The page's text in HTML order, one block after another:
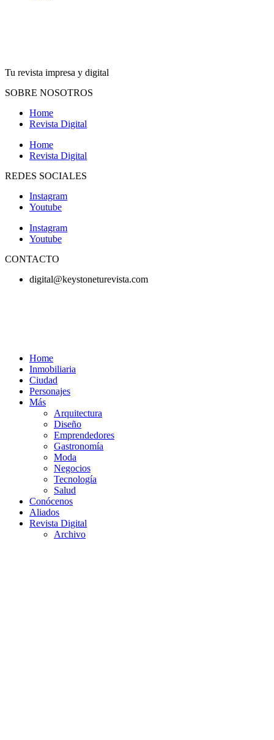
Tu revista impresa y digital
SOBRE NOSOTROS
Home
Revista Digital
Home
Revista Digital
REDES SOCIALES
Instagram
Youtube
Instagram
Youtube
CONTACTO
digital@keystoneturevista.com
Home
Inmobiliaria
Ciudad
Personajes
Más
Arquitectura
Diseño
Emprendedores
Gastronomía
Moda
Negocios
Tecnología
Salud
Conócenos
Aliados
Revista Digital
Archivo